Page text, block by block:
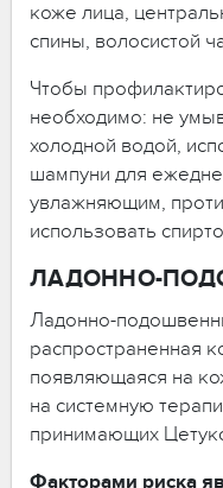
коже лица,
спины, волосистой
Чтобы
необходимо: не
холодной водой,
шампуни для
увлажняющим,
использовать
ЛАДОННО-
Ладонно-
распространенная
появляющаяся на
на системную
принимающих
Факторами риска